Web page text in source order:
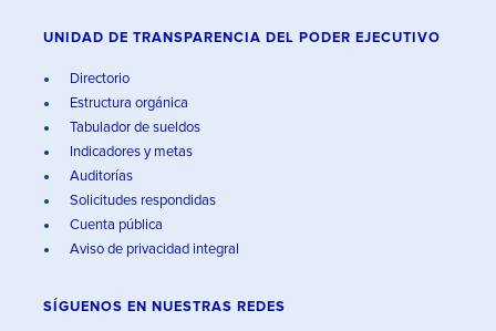
UNIDAD DE TRANSPARENCIA DEL PODER EJECUTIVO
Directorio
Estructura orgánica
Tabulador de sueldos
Indicadores y metas
Auditorías
Solicitudes respondidas
Cuenta pública
Aviso de privacidad integral
SÍGUENOS EN NUESTRAS REDES